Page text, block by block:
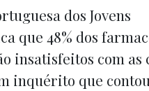
dos Jovens
que 48% dos
insatisfeitos com as
inquérito que